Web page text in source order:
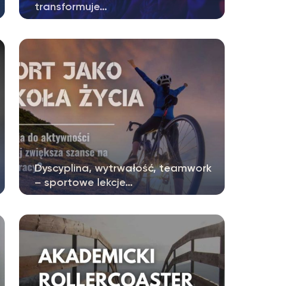
transformuje…
(VR) z coraz większą śmiałością przenika…
Dyscyplina, wytrwałość, teamwork
– sportowe lekcje…
forma odprężenia – to środowisko,…